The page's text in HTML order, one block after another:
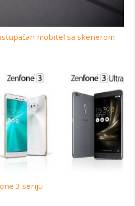
mobitel sa skenerom
3 seriju